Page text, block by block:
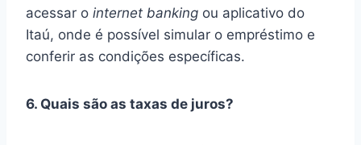
acessar o internet banking ou aplicativo do
Itaú, onde é possível simular o empréstimo e
conferir as condições específicas.
6. Quais são as taxas de juros?